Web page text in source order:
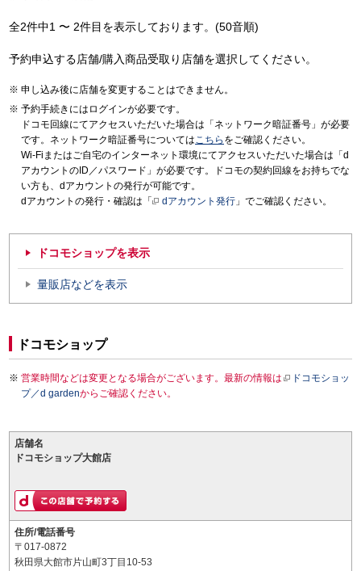
全2件中1 〜 2件目を表示しております。(50音順)
予約申込する店舗/購入商品受取り店舗を選択してください。
申し込み後に店舗を変更することはできません。
予約手続きにはログインが必要です。
ドコモ回線にてアクセスいただいた場合は「ネットワーク暗証番号」が必要
です。ネットワーク暗証番号についてはこちら をご確認ください。
Wi-Fiまたはご自宅のインターネット環境にてアクセスいただいた場合は「d
アカウントのID／パスワード」が必要です。ドコモの契約回線をお持ちでな
い方も、dアカウントの発行が可能です。
dアカウントの発行・確認は「
dアカウント発行 」でご確認ください。
ドコモショップを表示
量販店などを表示
ドコモショップ
営業時間などは変更となる場合がございます。最新の情報は
ドコモショッ
プ／d gardenからご確認ください。
店舗名
ドコモショップ大館店
住所/電話番号
〒017-0872
秋田県大館市片山町3丁目10-53